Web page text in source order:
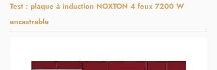
Test : plaque à induction NOXTON 4 feux 7200 W
encastrable